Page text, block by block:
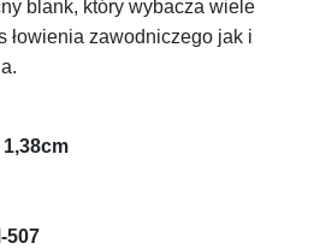
blank, który wybacza wiele
łowienia zawodniczego jak i
507